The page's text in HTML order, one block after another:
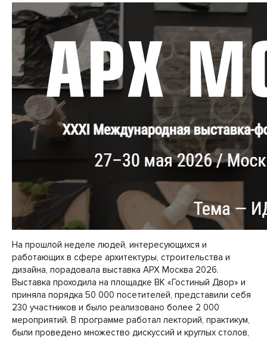
На прошлой неделе людей, интересующихся и
работающих в сфере архитектуры, строительства и
дизайна, порадовала выставка АРХ Москва 2026.
Выставка проходила на площадке ВК «Гостиный Двор» и
приняла порядка 50 000 посетителей, представили себя
230 участников и было реализовано более 2 000
мероприятий. В программе работал лекторий, практикум,
были проведено множество дискуссий и круглых столов,